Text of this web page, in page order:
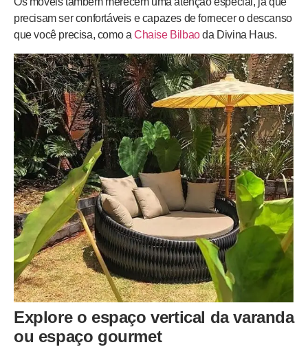
precisam ser confortáveis e capazes de fornecer o descanso
que você precisa, como aChaise Bilbaoda Divina Haus.
Explore o espaço vertical da varanda
ou espaço gourmet